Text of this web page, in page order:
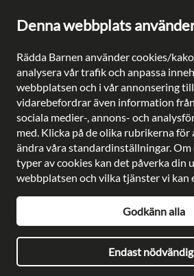
Denna webbplats
Rädda Barnen använder cookies/
analysera vår trafik och anpassa
webbplatsen och i vår annonsering
vidarebefordrar även information
sociala medier-, annons- och
med. Klicka på de olika rubrikerna för
ändra våra standardinställningar. Om
typer av cookies kan det påverka din
webbplatsen och vilka tjänster vi kan
Endast
Godkänn alla
Ge en gåva direkt
Plusgiro: 90 2003-3
Bankgiro: 902-0033
Säkra betalningar med
Besöksadress: Gustavslundsvägen
Postadress: Rädda Barnen, 107 88
Telefon:08-698 90 00
kundservice@rb.se
Org. nr: 802002-8638